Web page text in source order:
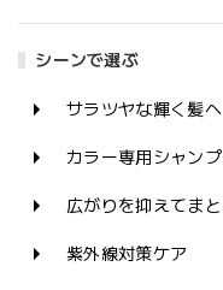
シーンで選ぶ
サラツヤな輝く髪へ
カラー専用シャン
広がりを抑えてまと
紫外線対策ケア